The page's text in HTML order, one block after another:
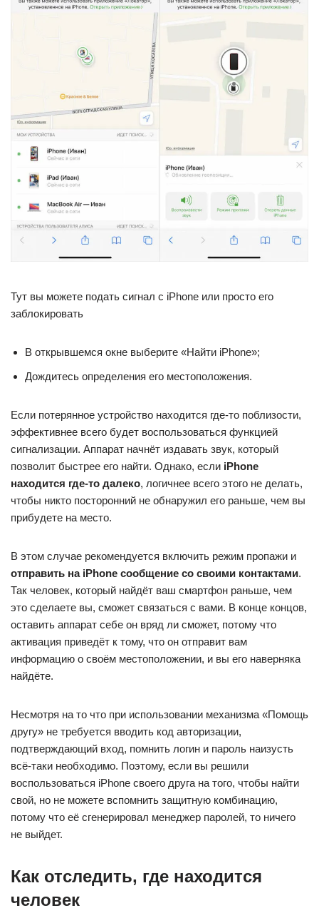
Тут вы можете подать сигнал с iPhone или просто его
заблокировать
В открывшемся окне выберите «Найти iPhone»;
Дождитесь определения его местоположения.
Если потерянное устройство находится где-то поблизости,
эффективнее всего будет воспользоваться функцией
сигнализации. Аппарат начнёт издавать звук, который
позволит быстрее его найти. Однако, если iPhone
находится где-то далеко, логичнее всего этого не делать,
чтобы никто посторонний не обнаружил его раньше, чем вы
прибудете на место.
В этом случае рекомендуется включить режим пропажи и
отправить на iPhone сообщение со своими контактами.
Так человек, который найдёт ваш смартфон раньше, чем
это сделаете вы, сможет связаться с вами. В конце концов,
оставить аппарат себе он вряд ли сможет, потому что
активация приведёт к тому, что он отправит вам
информацию о своём местоположении, и вы его наверняка
найдёте.
Несмотря на то что при использовании механизма «Помощь
другу» не требуется вводить код авторизации,
подтверждающий вход, помнить логин и пароль наизусть
всё-таки необходимо. Поэтому, если вы решили
воспользоваться iPhone своего друга на того, чтобы найти
свой, но не можете вспомнить защитную комбинацию,
потому что её сгенерировал менеджер паролей, то ничего
не выйдет.
Как отследить, где находится
человек